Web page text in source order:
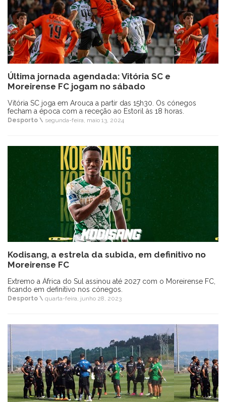
Última jornada agendada: Vitória SC e
Moreirense FC jogam no sábado
Vitória SC joga em Arouca a partir das 15h30. Os cónegos
fecham a época com a receção ao Estoril às 18 horas.
Desporto \ segunda-feira, maio 13, 2024
Kodisang, a estrela da subida, em definitivo no
Moreirense FC
Extremo a África do Sul assinou até 2027 com o Moreirense FC,
ficando em definitivo nos cónegos.
Desporto \ quarta-feira, junho 28, 2023